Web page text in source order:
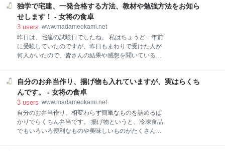
どうなることやら。 落ち着いたらまたこの辺り、お散
歩しに来たいです。 大変だったこと リフォーム 今
回、大変だったのは、引越準備だけに集中できなかっ
に行く予定があったので（実家は駒澤大学駅まで15分
くらい）、なんとか時間を作って行ってくることがで
きました。 こういう商業施設っていろいろあります
が、ターミナル駅とは違う雰囲気、落ち着く雰囲気で
した。 駒沢大学駅そば駒沢パーククオーター11月11
日OPENに行ってきました！ 駒沢パーククオーター お
駒沢大学駅そば駒沢パーククオーター11月11日OPEN
に行ってきました！ 駒沢パーククオーター 自由通りと
246がぶつかる場所、マルエツの隣
独学で宅建、一発合格する方法、教材や勉強方法をお知ら
せします！ - 女将の食卓
3 users www.madameokami.net
昨日は、宅建の試験日でしたね。 私はちょうど一年前
に受験していたのですが、昨日もまわりで受けた人が
何人かいたので、皆さんの結果や感想を聞いているう
合格。 普通に毎日お仕事をしていたので、学校に行く
時間もなく、不動産営業など現場の仕事をやっていた
わけでもない私なので、完全なる独学。 でも、独学で
もちゃんと受かります。 そんな勉強方法をお知らせし
ますね。 独学で宅建、一発合格する方法、教材や勉強
方法をお知らせします！ 教材選び 模試など 予想問題
自分のお弁当作り、揚げ物も入れていますが、実はらくち
んです。 - 女将の食卓
3 users www.madameokami.net
自分のお弁当作り、相変わらず簡単なものを詰めるば
かりでらくちん弁当です。 揚げ物というと、冷凍食品
でもいろいろ便利なものや美味しいものがたくさんあ